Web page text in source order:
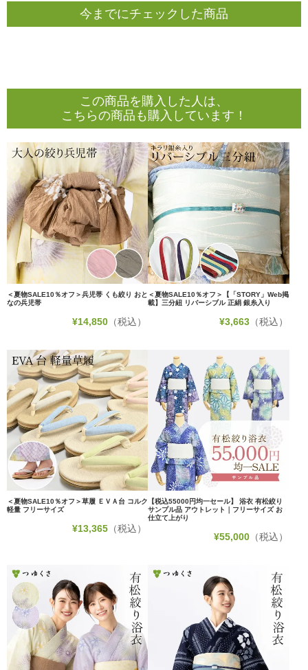
今までにチェックした商品
この商品を購入した人は、
こちらの商品も購入しています！
＜夏物SALE10％オフ＞兵児帯 くも絞り おと
なの兵児帯
¥14,850 （税込）
＜夏物SALE10％オフ＞【「STORY」Web掲
載】三分紐 リバーシブル 正絹 銀糸入り
¥3,663（税込）
＜夏物SALE10％オフ＞草履 ＥＶＡ台 コルク
軽量 フリーサイズ
¥13,365 （税込）
【税込55000円均一セール】 浴衣 有松絞り
サンプル品 アウトレット｜フリーサイズ お
仕立て上がり
¥55,000（税込）